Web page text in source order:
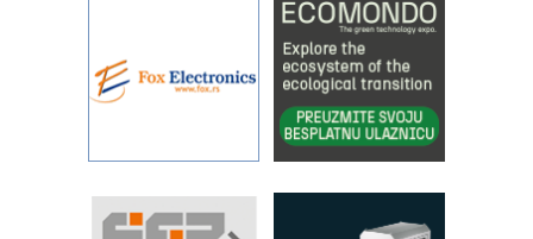
YAMADA pumpe – japanska
pouzdanost u transferu fluida
Filtration Group Industrial – Napredna
rešenja za filtraciju u hidrauličkim i
procesnim sistemima
Art Utopia Studio – vizuelne priče
RILINEX kompanije Rittal